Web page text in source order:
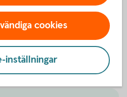
med Swish
cookies
inställningar